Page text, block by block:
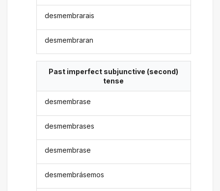
desmembrarais
desmembraran
Past imperfect subjunctive (second)
tense
desmembrase
desmembrases
desmembrase
desmembrásemos